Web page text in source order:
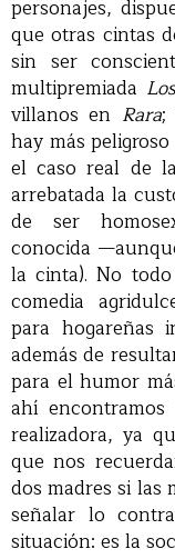
personajes,
que otras cintas
sin ser
multipremiada
villanos en Rara;
hay más
el caso real de
arrebatada la
de ser
conocida
la cinta). No
comedia
para hogareñas
además de
para el humor
ahí
realizadora, ya
que nos
dos madres si las
señalar lo
situación: es la